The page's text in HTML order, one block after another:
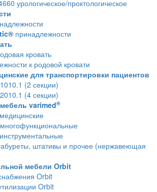
урологическое/проктологическое
принадлежности
кровать
к родовой кровати
для транспортировки пациентов
(2 секции)
(4 секции)
varimed®
штативы и прочее (нержавеющая
мебели Orbit
Orbit
Orbit